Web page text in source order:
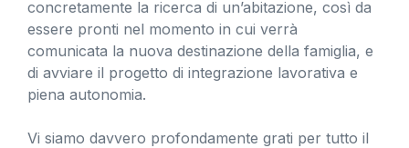
concretamente la ricerca di un’abitazione, così da
essere pronti nel momento in cui verrà
comunicata la nuova destinazione della famiglia, e
di avviare il progetto di integrazione lavorativa e
piena autonomia.
Vi siamo davvero profondamente grati per tutto il